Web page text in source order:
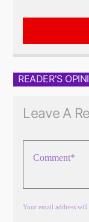
READER'S
Leave A
Your email address